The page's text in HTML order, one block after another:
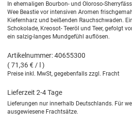
In ehemaligen Bourbon- und Oloroso-
Wee Beastie vor intensiven Aromen
Kiefernharz und beißenden Rauchschwaden.
Schokolade, Kreosot- Teeröl und Teer, gefolgt
ein salzig-langes Mundgefühl auflösen.
Artikelnummer: 40655300
( 71,36 € / l )
Preise inkl. MwSt, gegebenfalls zzgl. Fracht
Lieferzeit 2-4 Tage
Lieferungen nur innerhalb Deutschlands. Für
ausgewiesene Frachtsätze.